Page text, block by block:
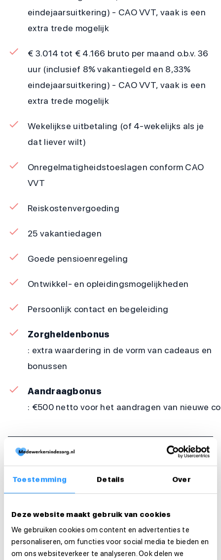
Toestemming Details Over
Deze website maakt gebruik van cookies
We gebruiken cookies om content en advertenties te
personaliseren, om functies voor social media te bieden en
om ons websiteverkeer te analyseren. Ook delen we
eindejaarsuitkering) - CAO VVT, vaak is een
extra trede mogelijk
€ 3.014 tot € 4.166 bruto per maand o.b.v. 36
uur (inclusief 8% vakantiegeld en 8,33%
eindejaarsuitkering) - CAO VVT, vaak is een
extra trede mogelijk
Wekelijkse uitbetaling (of 4-wekelijks als je
dat liever wilt)
Onregelmatigheidstoeslagen conform CAO
VVT
Reiskostenvergoeding
25 vakantiedagen
Goede pensioenregeling
Ontwikkel- en opleidingsmogelijkheden
Persoonlijk contact en begeleiding
Zorgheldenbonus
: extra waardering in de vorm van cadeaus en
bonussen
Aandraagbonus
: €500 netto voor het aandragen van nieuwe
Werkzaamheden
Functie-eisen
Sollicitatie